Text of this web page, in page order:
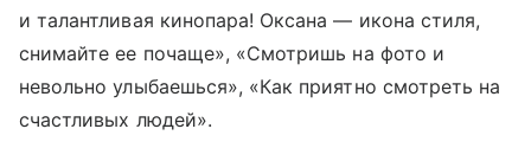
и талантливая кинопара! Оксана — икона стиля,
снимайте ее почаще», «Смотришь на фото и
невольно улыбаешься», «Как приятно смотреть на
счастливых людей».